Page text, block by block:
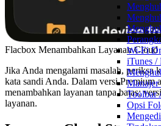
Wi-Fi
iTunes /
Manajer
Toolbar
Opsi
Flacbox Menambahkan Layanan Cloud
Jika Anda mengalami masalah, periksa
kata sandi Anda. Dalam versi Premium
menambahkan layanan tanpa batas;
layanan.